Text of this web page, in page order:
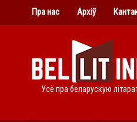
Пра нас Архіў
Усё пра беларускую